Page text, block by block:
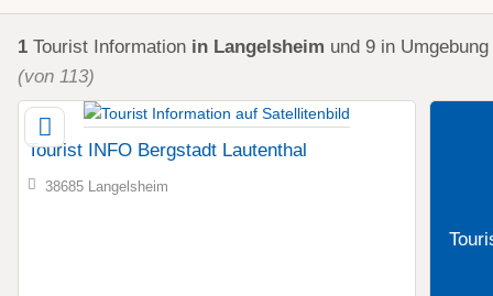
1 Tourist Information in Langelsheim und 9 in Umgebung
(von 113)
Tourist INFO Bergstadt Lautenthal
38685 Langelsheim